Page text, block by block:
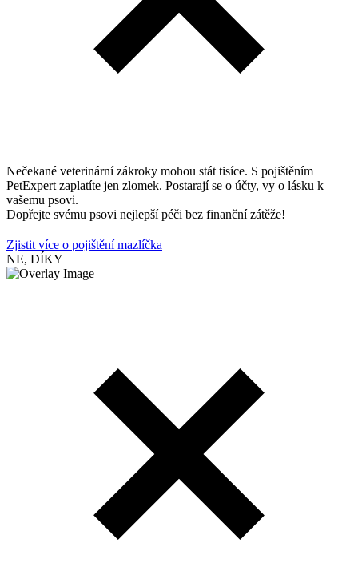
Nečekané veterinární zákroky mohou stát tisíce. S pojištěním
PetExpert zaplatíte jen zlomek. Postarají se o účty, vy o lásku k
vašemu psovi.
Dopřejte svému psovi nejlepší péči bez finanční zátěže!
Zjistit více o pojištění mazlíčka
NE, DÍKY